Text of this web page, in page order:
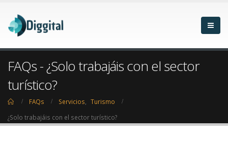
FAQs - ¿Solo trabajáis con el sector
turístico?
Home
FAQs Servicios
Turismo
¿Solo trabajáis con el sector turístico?